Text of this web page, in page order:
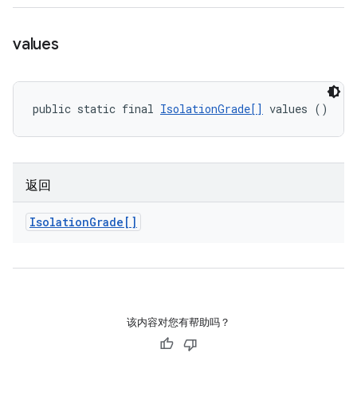
values
public static final IsolationGrade[] values ()
返回
IsolationGrade[]
该内容对您有帮助吗？